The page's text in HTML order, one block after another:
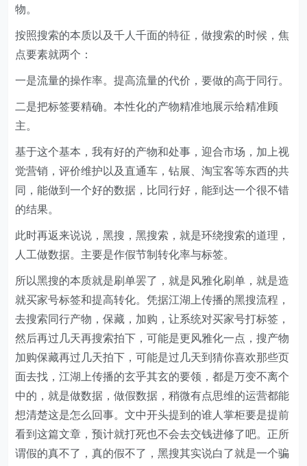
物。
按照搜索的本质以及千人千面的特征，做搜索的时候，焦
点要素就两个：
一是流量的操作率。提高流量的代价，要做的高于同行。
二是把标签要精确。本性化的产物精准地展示给精准顾
主。
基于这个基本，我有好的产物和处事，迎合市场，加上视
觉营销，评价维护以及直通车，钻展、淘宝客等东西的共
同，能做到一个好的数据，比同行好，能到达一个很不错
的结果。
此时再返来说说，黑搜，黑搜索，就是环绕搜索的道理，
人工做数据。主要是作假节制转化率与标签。
所以黑搜的本质就是刷单罢了，就是风雅化刷单，就是造
就买家号标签和提高转化。凭据江湖上传播的黑搜流程，
去搜索同行产物，保藏，加购，让系统对买家号打标签，
然后再过几天再搜索拍下，可能是更风雅化一点，搜产物
加购保藏再过几天拍下，可能是过几天到猜你喜欢那些页
面去找，江湖上传播的玄乎其玄的要领，都是万变不离个
中的，就是做数据，做假数据，稍微有点思维的运营都能
想清楚这是怎么回事。文中开头提到的谁人掌柜要是提前
看到这篇文章，预计就打死也不会去交钱进修了吧。正所
谓假的真不了，真的假不了，黑搜其实说白了就是一个骗